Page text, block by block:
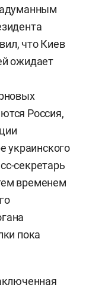
что Киев
ожидает
Россия,
украинского
секретарь
временем
пока